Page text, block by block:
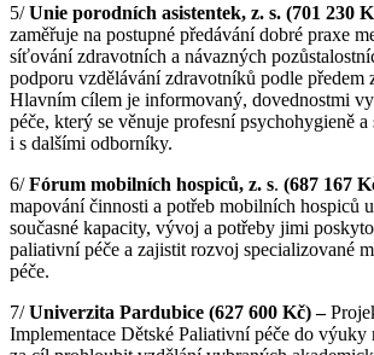
5/Unie porodních asistentek, z. s. (701 230
zaměřuje na postupné předávání dobré praxe
síťování zdravotních a návazných
podporu vzdělávání zdravotníků podle předem
Hlavním cílem je informovaný, dovednostmi
péče, který se věnuje profesní psychohygieně
i s dalšími odborníky.
6/Fórum mobilních hospiců, z. s. (687 167
mapování činnosti a potřeb mobilních hospiců
současné kapacity, vývoj a potřeby jimi
paliativní péče a zajistit rozvoj specializované
péče.
7/Univerzita Pardubice (627 600 Kč) –
Implementace Dětské Paliativní péče do výuky